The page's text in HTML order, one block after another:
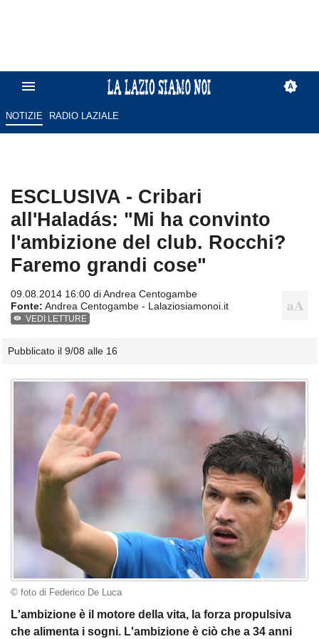
NOTIZIE RADIO LAZIALE
ESCLUSIVA - Cribari
all'Haladás: "Mi ha convinto
l'ambizione del club. Rocchi?
Faremo grandi cose"
09.08.2014 16:00 diAndrea Centogambe
Fonte: Andrea Centogambe - Lalaziosiamonoi.it
VEDI LETTURE
Pubblicato il 9/08 alle 16
© foto di Federico De Luca
L'ambizione è il motore della vita, la forza propulsiva
che alimenta i sogni. L'ambizione è ciò che a 34 anni